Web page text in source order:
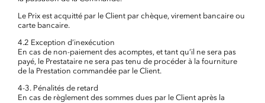
Le Prix est acquitté par le Client par chèque, virement bancaire ou
carte bancaire.
4.2 Exception d’inexécution
En cas de non-paiement des acomptes, et tant qu’il ne sera pas
payé, le Prestataire ne sera pas tenu de procéder à la fourniture
de la Prestation commandée par le Client.
4-3. Pénalités de retard
En cas de règlement des sommes dues par le Client après la